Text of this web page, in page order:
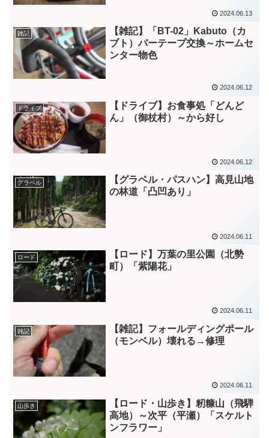
2024.06.13
雑記
【雑記】「BT-02」Kabuto（カ
ブト）バーテープ交換～ホームセ
ンター物色
2024.06.12
ドライブ
【ドライブ】お食事処「どんど
ん」（御杖村）～から好し
2024.06.12
グラベル
【グラベル・パスハン】高見山地
の林道「凸凹あり」
2024.06.11
ロード
【ロード】万葉の里公園（北勢
町）「紫陽花」
2024.06.11
雑記
【雑記】フォールディングポール
（モンベル）壊れる→修理
2024.06.11
山歩き
【ロード・山歩き】籾糠山（飛騨
高地）～次平（平瀬）「スケルト
ンフラワー」